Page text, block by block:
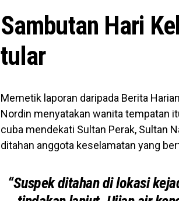
Sambutan Hari
tular
Memetik laporan daripada Berita
Nordin menyatakan wanita tempatan
cuba mendekati Sultan Perak, Sultan
ditahan anggota keselamatan yang
“Suspek ditahan di lokasi